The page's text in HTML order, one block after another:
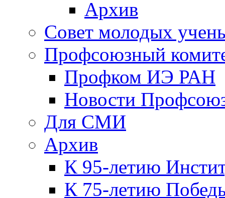
Архив
Совет молодых
Профсоюзный
Профком ИЭ РАН
Новости
Для СМИ
Архив
К 95-летию
К 75-летию